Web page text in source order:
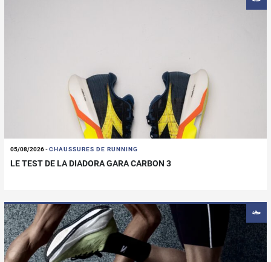
05/08/2026-CHAUSSURES DE RUNNING
LE TEST DE LA DIADORA GARA CARBON 3